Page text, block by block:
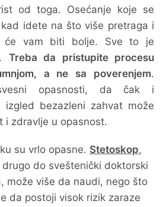
od toga. Osećanje koje se
idete na što više pretraga i
će vam biti bolje. Sve to je
Treba da pristupite procesu
a ne sa poverenjem.
opasnosti, da čak i
izgled bezazleni zahvat može
i zdravlje u opasnost.
su vrlo opasne. Stetoskop,
do sveštenički doktorski
može više da naudi, nego što
da postoji visok rizik zaraze